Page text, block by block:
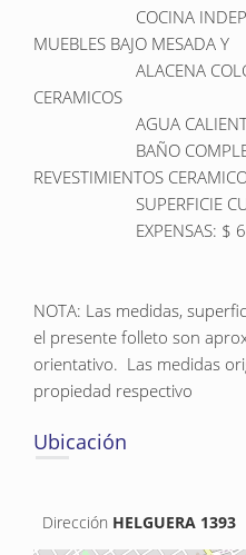
MUEBLES BAJO MESADA Y
CERAMICOS
REVESTIMIENTOS
NOTA: Las medidas,
el presente folleto son
orientativo.  Las medidas
propiedad respectivo
Ubicación
Dirección HELGUERA 1393